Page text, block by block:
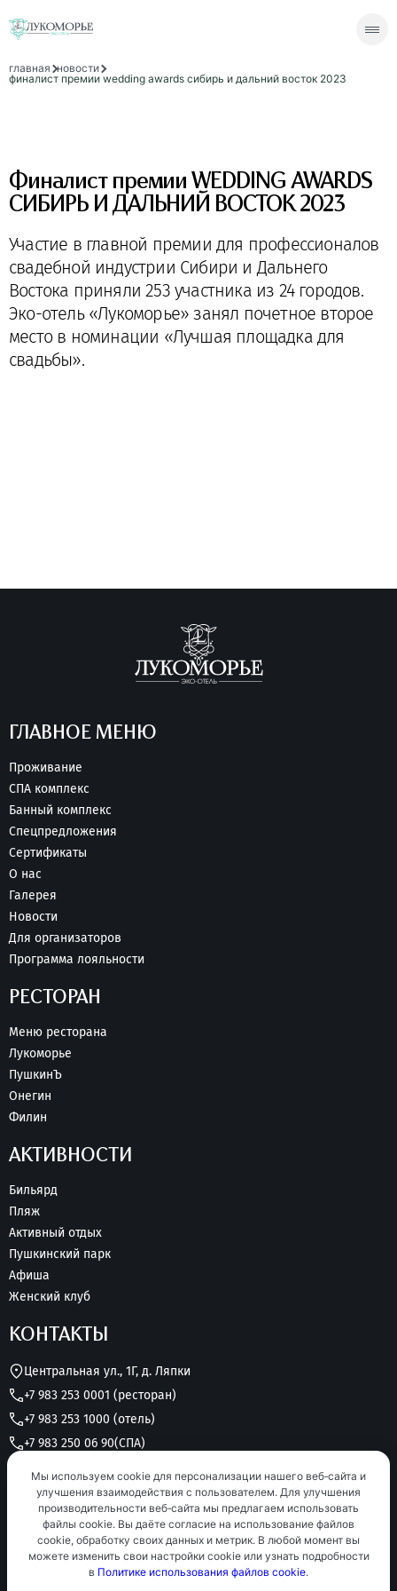
Мы используем cookie для персонализации нашего веб‑сайта и
улучшения взаимодействия с пользователем. Для улучшения
производительности веб‑сайта мы предлагаем использовать
файлы cookie. Вы даёте согласие на использование файлов
cookie, обработку своих данных и метрик. В любой момент вы
можете изменить свои настройки cookie или узнать подробности
в Политике использования файлов cookie.
главная новости
финалист премии wedding awards сибирь и дальний восток 2023
Финалист премии WEDDING AWARDS
СИБИРЬ И ДАЛЬНИЙ ВОСТОК 2023
Участие в главной премии для профессионалов
свадебной индустрии Сибири и Дальнего
Востока приняли 253 участника из 24 городов.
Эко-отель «Лукоморье» занял почетное второе
место в номинации «Лучшая площадка для
свадьбы».
ГЛАВНОЕ МЕНЮ
Проживание
СПА комплекс
Банный комплекс
Спецпредложения
Сертификаты
О нас
Галерея
Новости
Для организаторов
Программа лояльности
РЕСТОРАН
Меню ресторана
Лукоморье
ПушкинЪ
Онегин
Филин
АКТИВНОСТИ
Бильярд
Пляж
Активный отдых
Пушкинский парк
Афиша
Женский клуб
КОНТАКТЫ
Центральная ул., 1Г, д. Ляпки
+7 983 253 0001 (ресторан)
+7 983 253 1000 (отель)
+7 983 250 06 90(СПА)
Круглосуточно без выходных